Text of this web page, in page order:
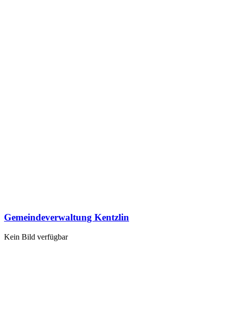
Gemeindeverwaltung Kentzlin
Kein Bild verfügbar